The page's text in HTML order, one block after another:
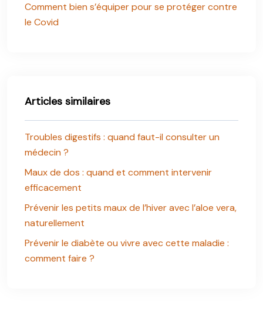
Comment bien s’équiper pour se protéger contre
le Covid
Articles similaires
Troubles digestifs : quand faut-il consulter un
médecin ?
Maux de dos : quand et comment intervenir
efficacement
Prévenir les petits maux de l’hiver avec l’aloe vera,
naturellement
Prévenir le diabète ou vivre avec cette maladie :
comment faire ?